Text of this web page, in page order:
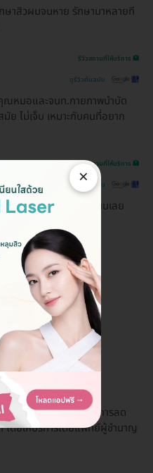
สิวผมจนหาย รักษามาหลายที
รีวิวสถานที่ให้บริการ 🏥
ดูรีวิวต้นฉบับ
หมอและจนท.กายภาพบำบัด
ย ไม่เจ็บ เหมาะกับคนที่อยาก
รีวิวสถานที่ให้บริการ 🏥
ดูรีวิวต้นฉบับ
ป็นกันเอง เหมือนอยู่บ้านเลย
มด
คืออะไร?
เป็นเทคโนโลยีที่ใช้ในการลด
โดยให้บริการโดยแพทย์ผู้ชำนาญ
×